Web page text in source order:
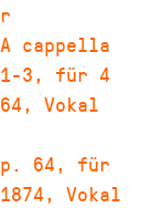
A cappella
3, für 4
, Vokal
64, für
1874, Vokal